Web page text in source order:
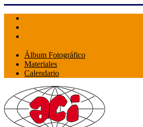
content
Álbum Fotográfico
Materiales
Calendario